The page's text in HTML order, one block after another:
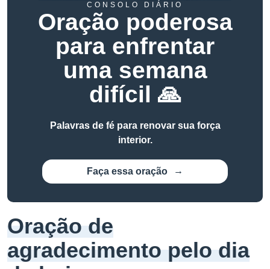
CONSOLO DIÁRIO
Oração poderosa
para enfrentar
uma semana
difícil 🙏
Palavras de fé para renovar sua força
interior.
Faça essa oração
Oração de
agradecimento pelo dia